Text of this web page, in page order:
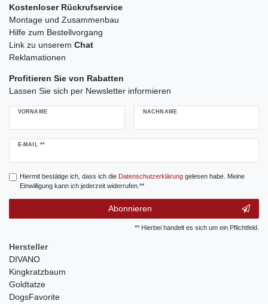
Kostenloser Rückrufservice
Montage und Zusammenbau
Hilfe zum Bestellvorgang
Link zu unserem Chat
Reklamationen
Profitieren Sie von Rabatten
Lassen Sie sich per Newsletter informieren
VORNAME NACHNAME
E-MAIL **
Newsletter
Hiermit bestätige ich, dass ich die Daten­schutz­erklärunggelesen habe. Meine
Einwilligung kann ich jederzeit widerrufen.**
Abonnieren
** Hierbei handelt es sich um ein Pflichtfeld.
Hersteller
DIVANO
Kingkratzbaum
Goldtatze
DogsFavorite